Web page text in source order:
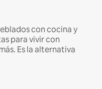
con cocina y
para vivir con
Es la alternativa